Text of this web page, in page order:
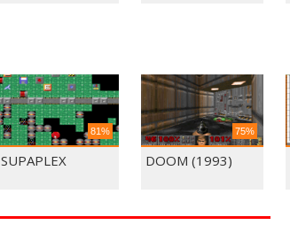
81%
SUPAPLEX
75%
DOOM (1993)